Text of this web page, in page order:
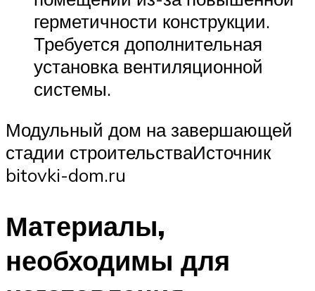
герметичности конструкции.
Требуется дополнительная
установка вентиляционной
системы.
Модульный дом на завершающей
стадии строительстваИсточник
bitovki-dom.ru
Материалы,
необходимы для